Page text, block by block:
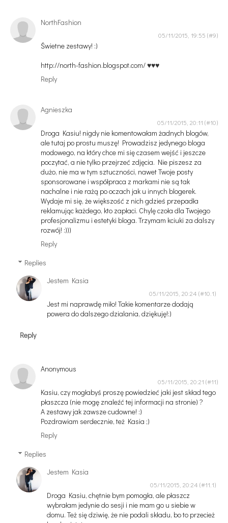
NorthFashion
05/11/2015, 19:55
Świetne zestawy! :)
http://north-fashion.blogspot.com/ ♥♥♥
Reply
Agnieszka
05/11/2015, 20:11
Droga Kasiu! nigdy nie komentowałam żadnych blogów,
ale tutaj po prostu muszę! Prowadzisz jedynego bloga
modowego, na który chce mi się czasem wejść i jeszcze
poczytać, a nie tylko przejrzeć zdjęcia. Nie piszesz za
dużo, nie ma w tym sztuczności, nawet Twoje posty
sponsorowane i współpraca z markami nie są tak
nachalne i nie rażą po oczach jak u innych blogerek.
Wydaje mi się, że większość z nich gdzieś przepadła
reklamując każdego, kto zapłaci. Chylę czoła dla Twojego
profesjonalizmu i estetyki bloga. Trzymam kciuki za dalszy
rozwój! :)))
Reply
Replies
Jestem Kasia
05/11/2015, 20:24
Jest mi naprawdę miło! Takie komentarze dodają
powera do dalszego dzialania, dziękuję!:)
Reply
Anonymous
05/11/2015, 20:21
Kasiu, czy mogłabyś proszę powiedzieć jaki jest skład tego
płaszcza (nie mogę znaleźć tej informacji na stronie) ?
A zestawy jak zawsze cudowne! :)
Pozdrawiam serdecznie, też Kasia ;)
Reply
Replies
Jestem Kasia
05/11/2015, 20:24
Droga Kasiu, chętnie bym pomogła, ale płaszcz
wybrałam jedynie do sesji i nie mam go u siebie w
domu. Też się dziwię, że nie podali składu, bo to przecież